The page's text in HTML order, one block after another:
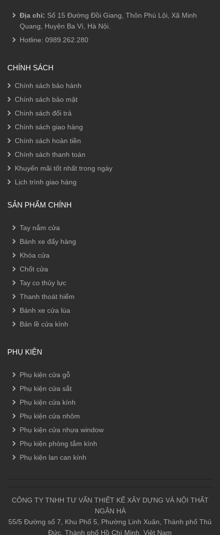
Địa chỉ: Số 15 Đường Đồi Giang, Thôn Phú Lội, Xã Minh
Quang, Huyện Ba Vì, Hà Nội.
Hotline: 0989.262.280
CHÍNH SÁCH
Chính sách bảo hành
Chính sách bảo mật
Chính sách đổi trả
Chính sách giao hàng
Chính sách hoàn tiền
Chính sách thanh toán
Khuyến mãi tốt nhất trong ngày
Lịch trình giao hàng
SẢN PHẨM CHÍNH
Tay nắm cửa
Bánh xe đẩy hàng
Khóa cửa
Chốt cửa
Tay co thủy lực
Thanh thoát hiểm
Bánh xe cửa lùa
Bản lề cửa kính
PHỤ KIỆN
Phụ kiện cửa gỗ
Phụ kiện cửa sắt
Phụ kiện cửa kính
Phụ kiện cửa nhôm
Phụ kiện cửa nhựa window
Phụ kiện phòng tắm kính
Phụ kiện lan can kính
CÔNG TY TNHH TƯ VẤN THIẾT KẾ XÂY DỰNG VÀ NỘI THẤT
NGÂN HÀ
55/5 Đường số 7, Khu Phố 5, Phường Linh Xuân, Thành phố Thủ
Đức, Thành phố Hồ Chí Minh, Việt Nam